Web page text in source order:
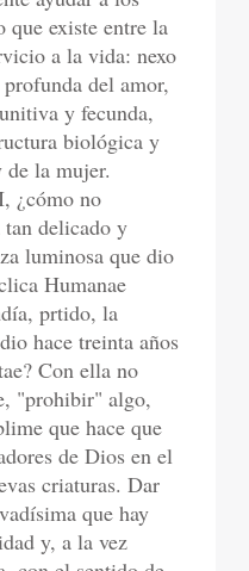
que existe entre la
a la vida: nexo
del amor,
y fecunda,
biológica y
la mujer.
¿cómo no
tan delicado y
luminosa que dio
Humanae
prtido, la
hace treinta años
Con ella no
"prohibir" algo,
que hace que
de Dios en el
criaturas. Dar
que hay
y, a la vez